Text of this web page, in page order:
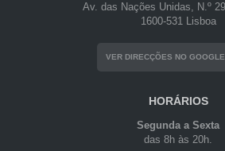
Av. das Nações Unidas, N.º
1600-531 Lisboa
VER DIRECÇÕES NO
HORÁRIOS
Segunda a Sexta
das 8h às 20h.